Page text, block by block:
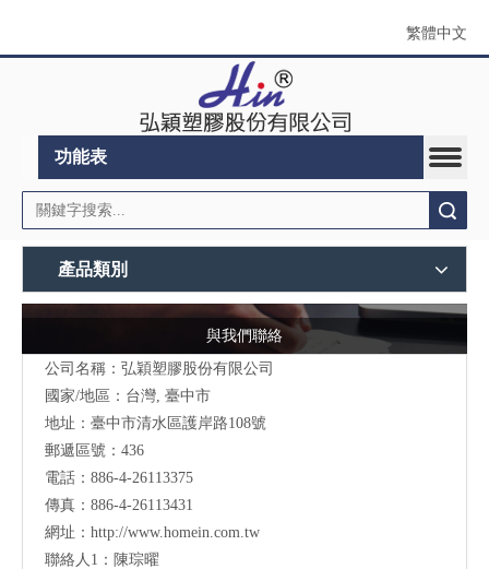
繁體中文
功能表
產品類別
與我們聯絡
公司名稱：弘穎塑膠股份有限公司
國家/地區：台灣, 臺中市
地址：臺中市清水區護岸路108號
郵遞區號：436
電話：886-4-26113375
傳真：886-4-26113431
網址： http://www.homein.com.tw
聯絡人1：陳琮曜